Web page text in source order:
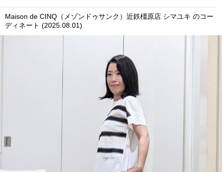
Maison de CINQ（メゾンドゥサンク）近鉄橿原店 シマユキ のコー
ディネート (2025.08.01)